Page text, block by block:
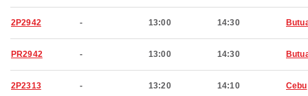
2P2942 - 13:00 14:30
PR2942 - 13:00 14:30
2P2313 - 13:20 14:10 Cebu